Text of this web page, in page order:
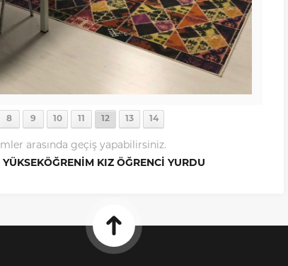
8 9 10 11 12 13 14
arasında geçiş yapabilirsiniz.
KIZ ÖĞRENCİ YURDU